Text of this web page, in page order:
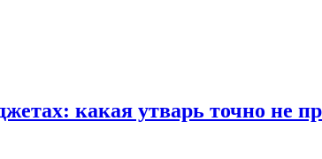
какая утварь точно не